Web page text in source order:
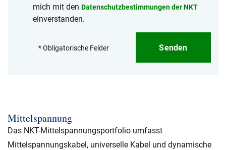
mich mit den Datenschutzbestimmungen der NKT
einverstanden.
* Obligatorische Felder Senden
Mittelspannung
Das NKT-Mittelspannungsportfolio umfasst
Mittelspannungskabel, universelle Kabel und dynamische